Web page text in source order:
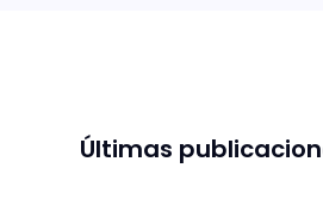
Últimas